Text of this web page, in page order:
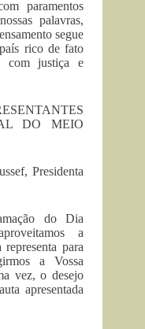
paramentos
palavras,
segue
rico de fato
com justiça e
DO MEIO
Presidenta
do Dia
a
para
a Vossa
vez, o desejo
apresentada